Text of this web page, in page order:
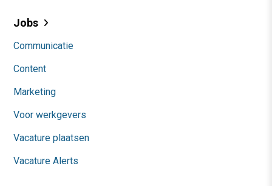
Jobs
Communicatie
Content
Marketing
Voor werkgevers
Vacature plaatsen
Vacature Alerts